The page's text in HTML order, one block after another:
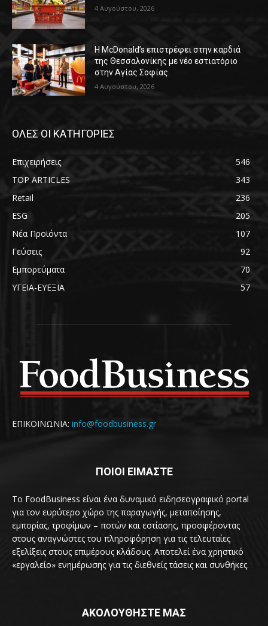
4 Αυγούστου, 2026
Η McDonald’s επιστρέφει στην καρδιά
της Θεσσαλονίκης με νέο εστιατόριο
στην Αγίας Σοφίας
4 Αυγούστου, 2026
ΟΛΕΣ ΟΙ ΚΑΤΗΓΟΡΙΕΣ
Επιχειρήσεις
546
TOP ARTICLES
343
Retail
236
ESG
205
Νέα Προϊόντα
107
Γεύσεις
92
Εμπορεύματα
70
ΥΓΕΙΑ-ΕΥΕΞΙΑ
57
ΕΠΙΚΟΙΝΩΝΙΑ: info@foodbusiness.gr
ΠΟΙΟΙ ΕΙΜΑΣΤΕ
Το FoodBusiness είναι ένα δυναμικό ειδησεογραφικό portal
για τον ευρύτερο χώρο της παραγωγής, μεταποίησης,
εμπορίας, τροφίμων – ποτών και εστίασης, προσφέροντας
στους αναγνώστες του πληροφόρηση για τις τελευταίες
εξελίξεις στους επιμέρους κλάδους. Αποτελεί ένα χρηστικό
«εργαλείο» ενημέρωσης για τις διεθνείς τάσεις και συνθήκες.
ΑΚΟΛΟΥΘΗΣΤΕ ΜΑΣ